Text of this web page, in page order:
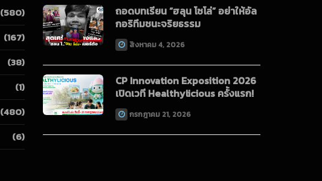
(580)
(167)
(38)
(1)
(480)
(6)
ถอดบทเรียน “ฮลุน โซโล่” อย่าให้อัล
กอริทึมชนะจริยธรรม
สิงหาคม 4, 2026
CP Innovation Exposition 2026
เปิดเวที Healthylicious ครั้งแรก!
กรกฎาคม 21, 2026